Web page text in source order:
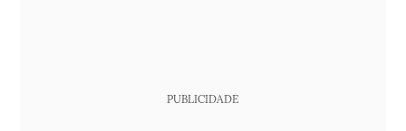
PUBLICIDADE